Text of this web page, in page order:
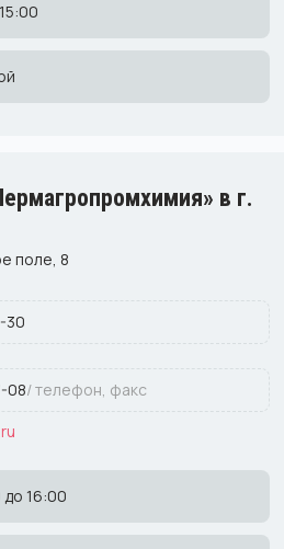
в г.
поле, 8
30
08/ телефон, факс
16:00